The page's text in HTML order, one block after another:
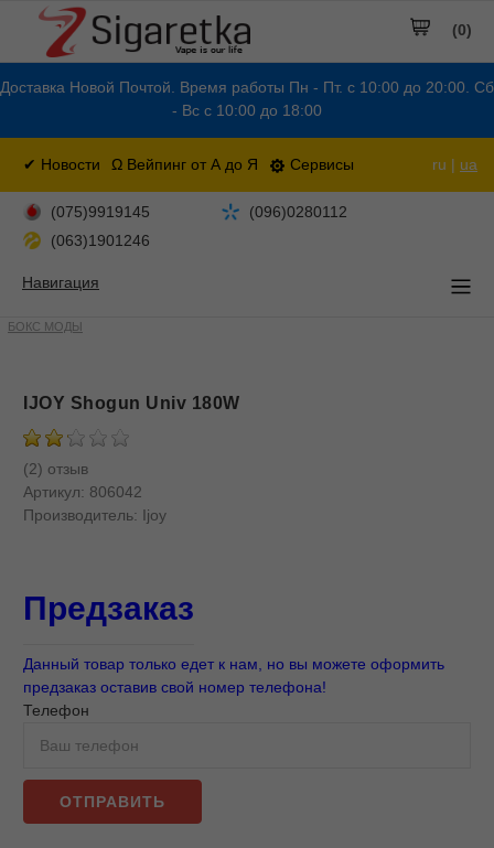
Доставка Новой Почтой. Время работы Пн - Пт. с 10:00 до 20:00. Сб
- Вс с 10:00 до 18:00
✔ Новости Ω Вейпинг от А до Я Сервисы ru | ua
(0)
(075)9919145
(096)0280112
(063)1901246
Навигация
БОКС МОДЫ
IJOY Shogun Univ 180W
(2) отзыв
Артикул: 806042
Производитель: Ijoy
Предзаказ
Данный товар только едет к нам, но вы можете оформить
предзаказ оставив свой номер телефона!
Телефон
ОТПРАВИТЬ